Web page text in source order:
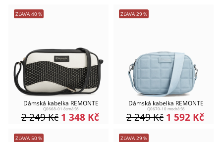
ZĽAVA 40%
Dámská kabelka REMONTE
Q0668-01 černá S6
1 348 Kč
2 249Kč
ZĽAVA 29%
Dámská kabelka REMONTE
Q0670-10 modrá S6
1 592 Kč
2 249Kč
ZĽAVA 50% ZĽAVA 29%